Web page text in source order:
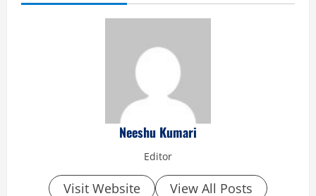
Neeshu Kumari
Editor
Visit Website View All Posts